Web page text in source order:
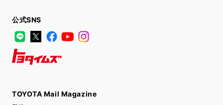
公式SNS
LINE
X FacebookYouTube
TOYOTA Mail Magazine